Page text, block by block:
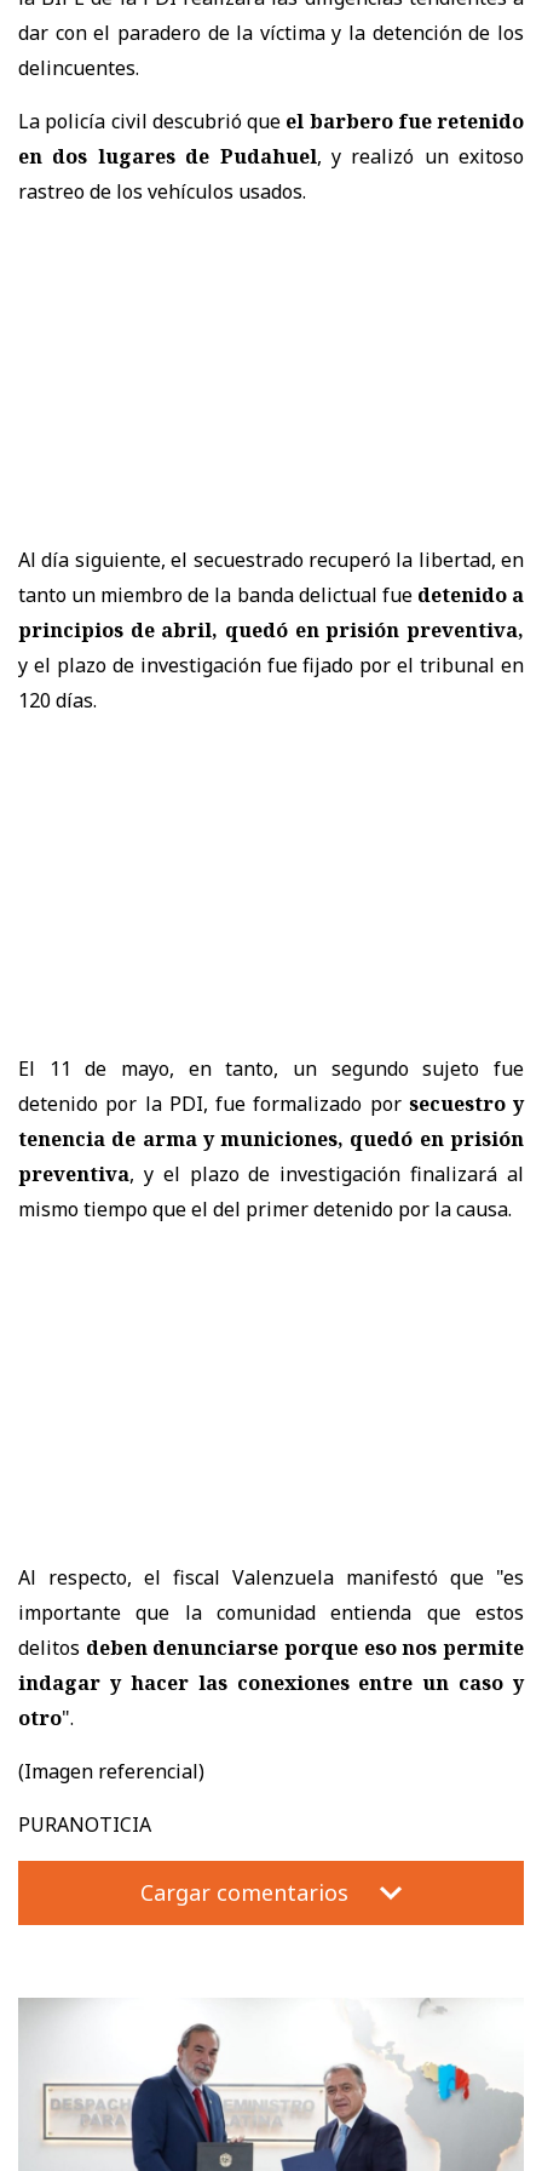
dar con el paradero de la víctima y la detención de los
delincuentes.
La policía civil descubrió que el barbero fue retenido
en dos lugares de Pudahuel, y realizó un exitoso
rastreo de los vehículos usados.
Al día siguiente, el secuestrado recuperó la libertad, en
tanto un miembro de la banda delictual fue detenido a
principios de abril, quedó en prisión preventiva,
y el plazo de investigación fue fijado por el tribunal en
120 días.
El 11 de mayo, en tanto, un segundo sujeto fue
detenido por la PDI, fue formalizado por secuestro y
tenencia de arma y municiones, quedó en prisión
preventiva, y el plazo de investigación finalizará al
mismo tiempo que el del primer detenido por la causa.
Al respecto, el fiscal Valenzuela manifestó que "es
importante que la comunidad entienda que estos
delitos deben denunciarse porque eso nos permite
indagar y hacer las conexiones entre un caso y
otro".
(Imagen referencial)
PURANOTICIA
Cargar comentarios